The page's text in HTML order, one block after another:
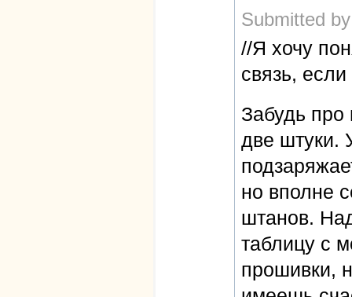
Submitted
//Я хочу
связь,
Забудь
две штуки.
но вполне
штанов.
таблицу с
прошивки,